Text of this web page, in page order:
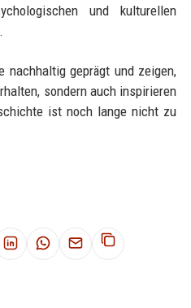
und kulturellen
nachhaltig geprägt und zeigen,
sondern auch inspirieren
ist noch lange nicht zu